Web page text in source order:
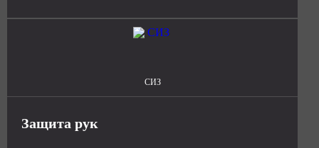
СИЗ
Защита рук